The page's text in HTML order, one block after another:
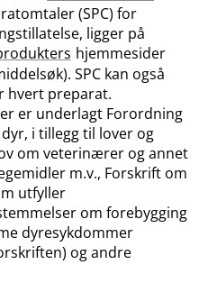
(SPC) for
ligger på
hjemmesider
SPC kan også
hvert preparat.
er underlagt Forordning
i tillegg til lover og
om veterinærer og annet
m.v., Forskrift om
utfyller
om forebygging
dyresykdommer
og andre